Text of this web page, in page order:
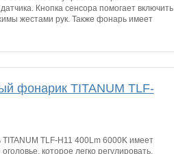
Кнопка сенсора помогает включить
жестами рук. Также фонарь имеет
фонарик TITANUM TLF-
TLF-H11 400Lm 6000K имеет
которое легко регулировать.